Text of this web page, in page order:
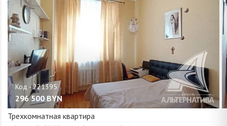
296 500 BYN
Трехкомнатная квартира